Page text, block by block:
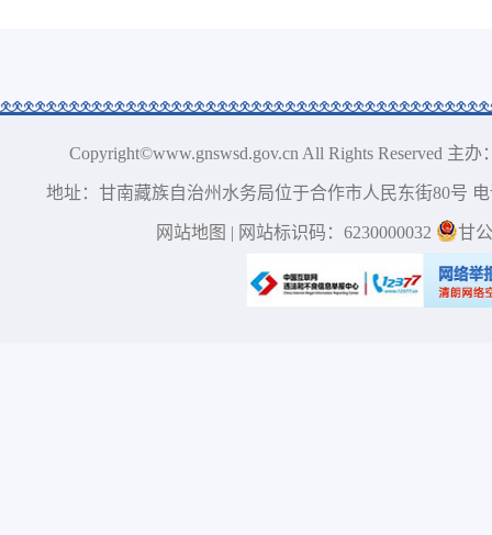
Copyright©www.gnswsd.gov.cn All Rights Reserved
地址：甘南藏族自治州水务局位于合作市人民东街80号
网站地图 | 网站标识码：6230000032 甘